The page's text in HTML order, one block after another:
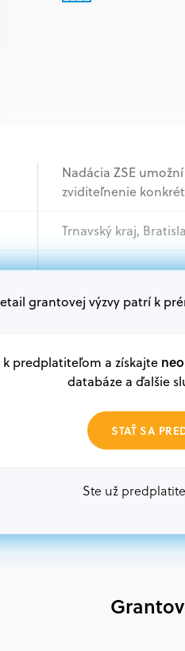
Nadácia ZSE
zviditeľnenie
Trnavský kraj,
V databáze
plánu obnovy a
Akákoľvek
ako aj mimovládne
alebo akákoľvek
grantovej výzvy patrí k
k predplatiteľom a získajte
databáze a ďalšie
STAŤ SA
Ste už